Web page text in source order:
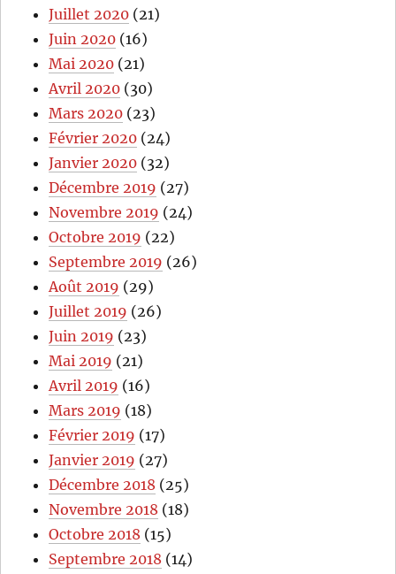
Juillet 2020 (21)
Juin 2020 (16)
Mai 2020 (21)
Avril 2020 (30)
Mars 2020 (23)
Février 2020 (24)
Janvier 2020 (32)
Décembre 2019 (27)
Novembre 2019 (24)
Octobre 2019 (22)
Septembre 2019 (26)
Août 2019 (29)
Juillet 2019 (26)
Juin 2019 (23)
Mai 2019 (21)
Avril 2019 (16)
Mars 2019 (18)
Février 2019 (17)
Janvier 2019 (27)
Décembre 2018 (25)
Novembre 2018 (18)
Octobre 2018 (15)
Septembre 2018 (14)